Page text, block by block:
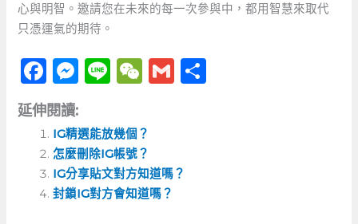
心與明智。邀請您在未來的每一次參與中，都用智慧來取代
只憑運氣的期待。
F
a
c
e
b
o
M
ss
e
n
g
Li
e
W
C
h
a
t
G
延伸閱讀:
IG精選能放幾個？
怎麼刪除IG帳號？
IG分享貼文對方知道嗎？
封鎖IG對方會知道嗎？